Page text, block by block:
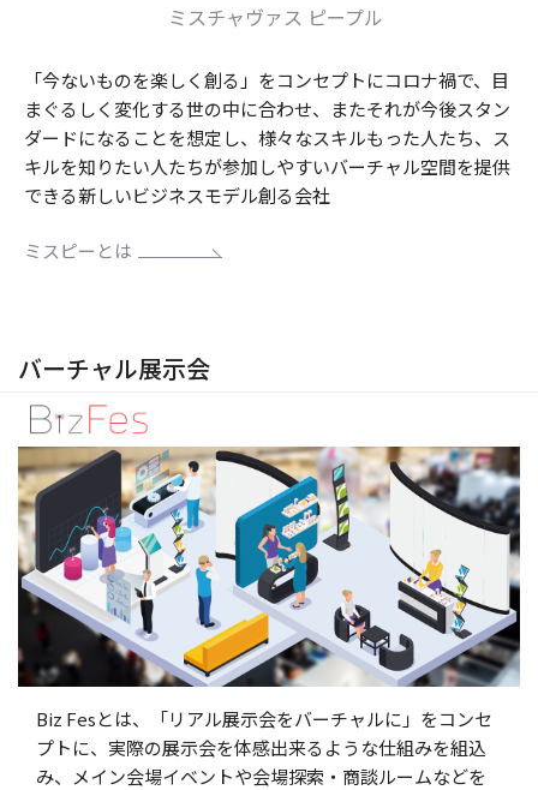
ミスチャヴァス ピープル
「今ないものを楽しく創る」をコンセプトにコロナ禍で、目
まぐるしく変化する世の中に合わせ、またそれが今後スタン
ダードになることを想定し、様々なスキルもった人たち、ス
キルを知りたい人たちが参加しやすいバーチャル空間を提供
できる新しいビジネスモデル創る会社
ミスピーとは
バーチャル展示会
Biz Fesとは、「リアル展示会をバーチャルに」をコンセ
プトに、実際の展示会を体感出来るような仕組みを組込
み、メイン会場イベントや会場探索・商談ルームなどを